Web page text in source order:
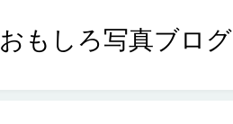
おもしろ写真ブログ